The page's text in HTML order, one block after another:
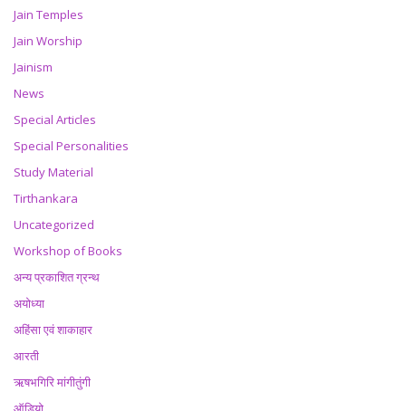
Jain Temples
Jain Worship
Jainism
News
Special Articles
Special Personalities
Study Material
Tirthankara
Uncategorized
Workshop of Books
अन्य प्रकाशित ग्रन्थ
अयोध्या
अहिंसा एवं शाकाहार
आरती
ऋषभगिरि मांगीतुंगी